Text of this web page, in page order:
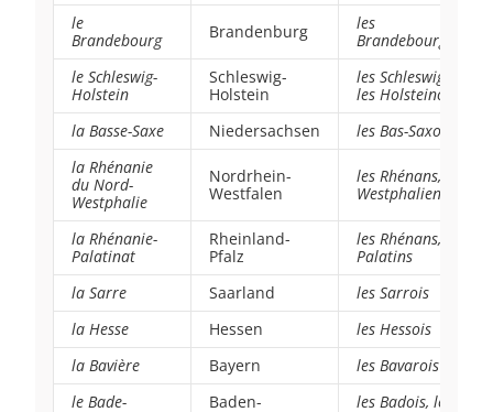
le
Brandebourg
Brandenburg
les
Brandebourg
le Schleswig-
Holstein
Schleswig-
Holstein
les Schleswigiens,
les Holsteinois
la Basse-Saxe
Niedersachsen
les Bas-Saxons
la Rhénanie
du Nord-
Westphalie
Nordrhein-
Westfalen
les Rhénans, les
Westphaliens
la Rhénanie-
Palatinat
Rheinland-
Pfalz
les Rhénans, les
Palatins
la Sarre
Saarland
les Sarrois
la Hesse
Hessen
les Hessois
la Bavière
Bayern
les Bavarois
le Bade-
Baden-
les Badois, les